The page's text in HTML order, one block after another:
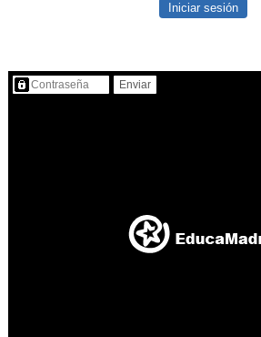
Iniciar sesión
Contenido protegido…